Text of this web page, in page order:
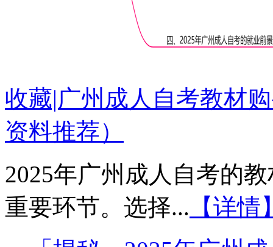
收藏|广州成人自考教材
资料推荐）
2025年广州成人自考的
重要环节。选择... 【详情